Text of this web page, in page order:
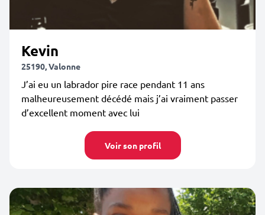
Kevin
25190, Valonne
J’ai eu un labrador pire race pendant 11 ans
malheureusement décédé mais j’ai vraiment passer
d’excellent moment avec lui
Voir son profil